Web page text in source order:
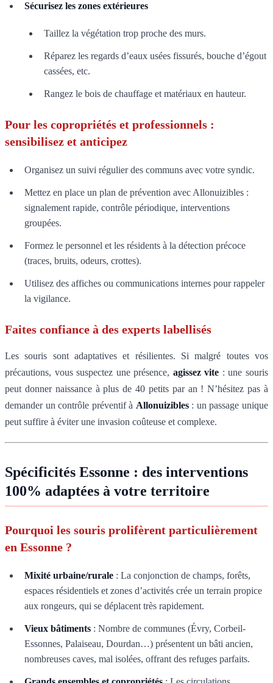
Sécurisez les zones extérieures
Taillez la végétation trop proche des murs.
Réparez les regards d’eaux usées fissurés, bouche d’égout
cassées, etc.
Rangez le bois de chauffage et matériaux en hauteur.
Pour les copropriétés et professionnels :
sensibilisez et anticipez
Organisez un suivi régulier des communs avec votre syndic.
Mettez en place un plan de prévention avec Allonuizibles :
signalement rapide, contrôle périodique, interventions
groupées.
Formez le personnel et les résidents à la détection précoce
(traces, bruits, odeurs, crottes).
Utilisez des affiches ou communications internes pour rappeler
la vigilance.
Faites confiance à des experts labellisés
Les souris sont adaptatives et résilientes. Si malgré toutes vos
précautions, vous suspectez une présence, agissez vite : une souris
peut donner naissance à plus de 40 petits par an ! N’hésitez pas à
demander un contrôle préventif à Allonuizibles: un passage unique
peut suffire à éviter une invasion coûteuse et complexe.
Spécificités Essonne : des interventions
100% adaptées à votre territoire
Pourquoi les souris prolifèrent particulièrement
en Essonne ?
Mixité urbaine/rurale : La conjonction de champs, forêts,
espaces résidentiels et zones d’activités crée un terrain propice
aux rongeurs, qui se déplacent très rapidement.
Vieux bâtiments : Nombre de communes (Évry, Corbeil-
Essonnes, Palaiseau, Dourdan…) présentent un bâti ancien,
nombreuses caves, mal isolées, offrant des refuges parfaits.